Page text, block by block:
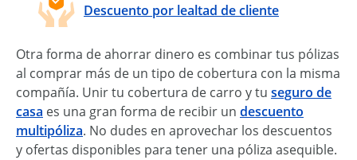
Descuento por lealtad de cliente
Otra forma de ahorrar dinero es combinar tus pólizas
al comprar más de un tipo de cobertura con la misma
compañía. Unir tu cobertura de carro y tu seguro de
casa es una gran forma de recibir un descuento
multipóliza. No dudes en aprovechar los descuentos
y ofertas disponibles para tener una póliza asequible.